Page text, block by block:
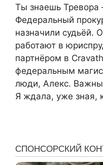
Ты знаешь
Федеральный
назначили судьёй.
работают в
партнёром в
федеральным
люди, Алекс.
Я ждала, уже зная,